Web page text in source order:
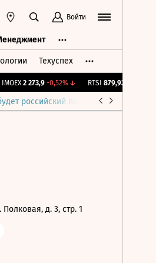
Войти
Техуспех
IMOEX 2 273,9 -0,52%↓ RTSI 879,93 -0,52%
российский парламент
Полковая, д. 3, стр. 1